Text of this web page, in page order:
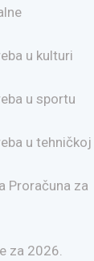
u kulturi
u sportu
u tehničkoj
Proračuna za
za 2026.